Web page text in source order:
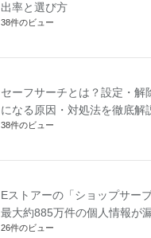
出率と選び方
38件のビュー
セーフサーチとは？設定・解
になる原因・対処法を徹底解
38件のビュー
Eストアーの「ショップサー
最大約885万件の個人情報が
26件のビュー